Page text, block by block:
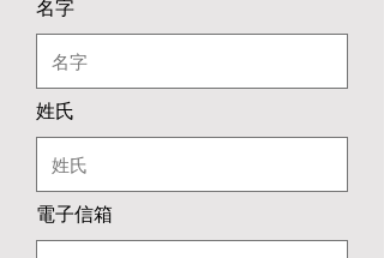
名字
姓氏
電子信箱